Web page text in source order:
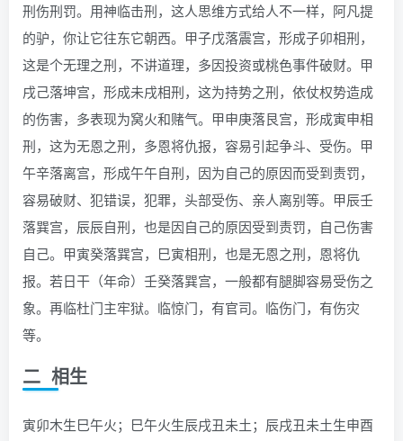
刑伤刑罚。用神临击刑，这人思维方式给人不一样，阿凡提
的驴，你让它往东它朝西。甲子戊落震宫，形成子卯相刑，
这是个无理之刑，不讲道理，多因投资或桃色事件破财。甲
戌己落坤宫，形成未戌相刑，这为持势之刑，依仗权势造成
的伤害，多表现为窝火和赌气。甲申庚落艮宫，形成寅申相
刑，这为无恩之刑，多恩将仇报，容易引起争斗、受伤。甲
午辛落离宫，形成午午自刑，因为自己的原因而受到责罚，
容易破财、犯错误，犯罪，头部受伤、亲人离别等。甲辰壬
落巽宫，辰辰自刑，也是因自己的原因受到责罚，自己伤害
自己。甲寅癸落巽宫，巳寅相刑，也是无恩之刑，恩将仇
报。若日干（年命）壬癸落巽宫，一般都有腿脚容易受伤之
象。再临杜门主牢狱。临惊门，有官司。临伤门，有伤灾
等。
二 相生
寅卯木生巳午火；巳午火生辰戌丑未土；辰戌丑未土生申酉